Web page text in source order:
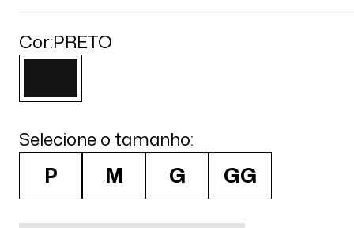
Cor:PRETO
Selecione o tamanho:
P M G GG